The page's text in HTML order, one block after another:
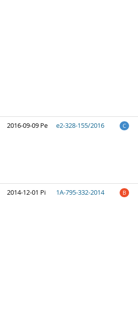
2016-09-09 Pe e2-328-155/2016 C
2014-12-01 Pi 1A-795-332-2014 B